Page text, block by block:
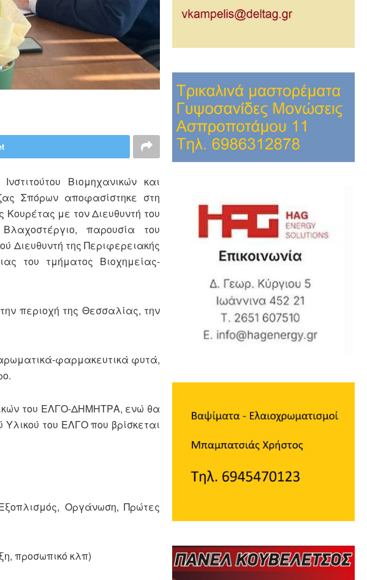
Βιομηχανικών και
Σπόρων αποφασίστηκε στη
με τον Διευθυντή του
παρουσία του
Διευθυντή της Περιφερειακής
του τμήματος Βιοχημείας-
περιοχή της Θεσσαλίας, την
φαρμακευτικά φυτά,
του ΕΛΓΟ-ΔΗΜΗΤΡΑ, ενώ θα
του ΕΛΓΟ που βρίσκεται
Οργάνωση, Πρώτες
προσωπικό κλπ)